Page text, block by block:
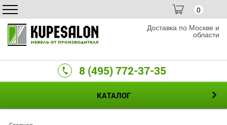
0
Доставка по Москве и
области
8 (495) 772-37-35
КАТАЛОГ